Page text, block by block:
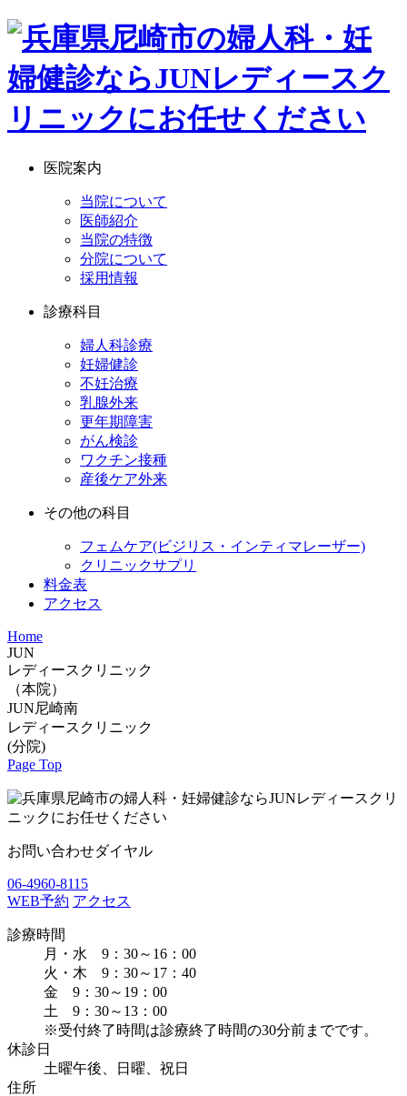
医院案内
当院について
医師紹介
当院の特徴
分院について
採用情報
診療科目
婦人科診療
妊婦健診
不妊治療
乳腺外来
更年期障害
がん検診
ワクチン接種
産後ケア外来
その他の科目
フェムケア(ビジリス・インティマレーザー)
クリニックサプリ
料金表
アクセス
Home
JUN
レディースクリニック
（本院）
JUN尼崎南
レディースクリニック
(分院)
Page Top
お問い合わせダイヤル
06-4960-8115
WEB予約 アクセス
診療時間
月・水 9：30～16：00
火・木 9：30～17：40
金 9：30～19：00
土 9：30～13：00
※受付終了時間は診療終了時間の30分前までです。
休診日
土曜午後、日曜、祝日
住所